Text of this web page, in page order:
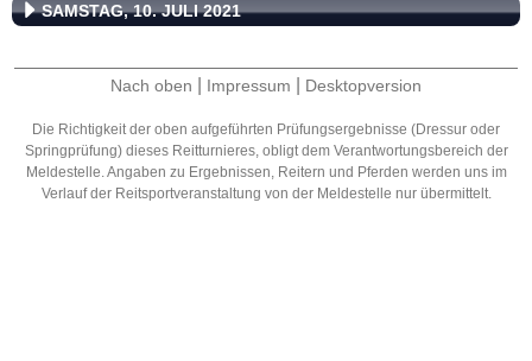
SAMSTAG, 10. JULI 2021
Nach oben Impressum Desktopversion
Die Richtigkeit der oben aufgeführten Prüfungsergebnisse (Dressur oder
Springprüfung) dieses Reitturnieres, obligt dem Verantwortungsbereich der
Meldestelle. Angaben zu Ergebnissen, Reitern und Pferden werden uns im
Verlauf der Reitsportveranstaltung von der Meldestelle nur übermittelt.